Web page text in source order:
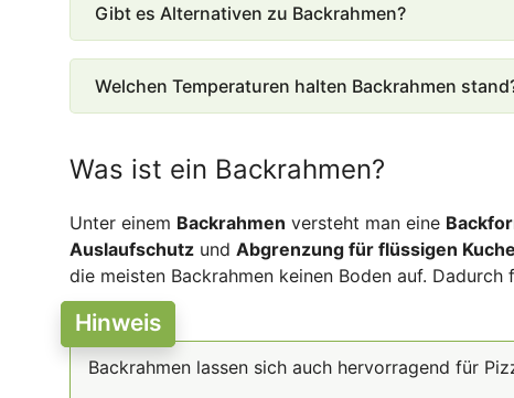
Gibt es Alternativen zu Backrahmen?
Welchen Temperaturen halten Backrahmen
Was ist ein Backrahmen?
Unter einem Backrahmen versteht man eine
Auslaufschutz und Abgrenzung für flüssigen
die meisten Backrahmen keinen Boden auf.
Hinweis
Backrahmen lassen sich auch hervorragend für